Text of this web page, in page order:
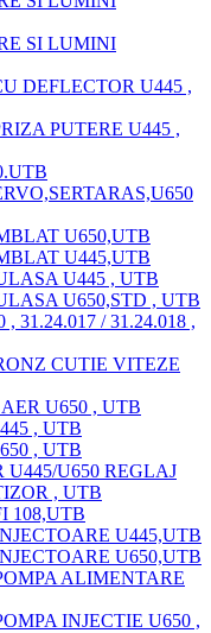
SI LUMINI
DEFLECTOR U445 ,
PUTERE U445 ,
U650,UTB
U445,UTB
U445 , UTB
U650,STD , UTB
31.24.017 / 31.24.018 ,
CUTIE VITEZE
U650 , UTB
, UTB
, UTB
U650 REGLAJ
, UTB
108,UTB
U445,UTB
U650,UTB
ALIMENTARE
INJECTIE U650 ,